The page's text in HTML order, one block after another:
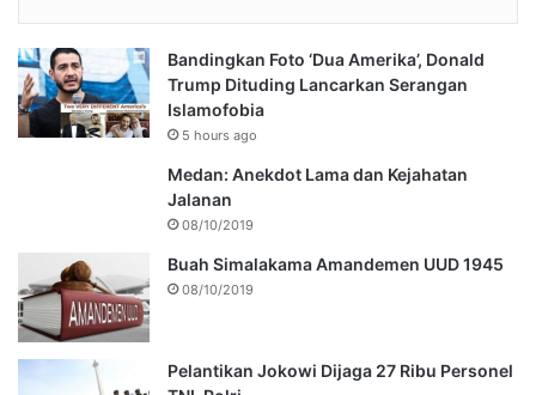
Bandingkan Foto ‘Dua Amerika’, Donald
Trump Dituding Lancarkan Serangan
Islamofobia
5 hours ago
Medan: Anekdot Lama dan Kejahatan
Jalanan
08/10/2019
Buah Simalakama Amandemen UUD 1945
08/10/2019
Pelantikan Jokowi Dijaga 27 Ribu Personel